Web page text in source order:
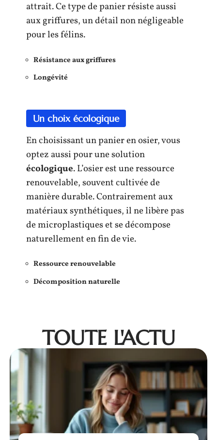
attrait. Ce type de panier résiste aussi
aux griffures, un détail non négligeable
pour les félins.
Résistance aux griffures
Longévité
Un choix écologique
En choisissant un panier en osier, vous
optez aussi pour une solution
écologique. L’osier est une ressource
renouvelable, souvent cultivée de
manière durable. Contrairement aux
matériaux synthétiques, il ne libère pas
de microplastiques et se décompose
naturellement en fin de vie.
Ressource renouvelable
Décomposition naturelle
TOUTE L'ACTU